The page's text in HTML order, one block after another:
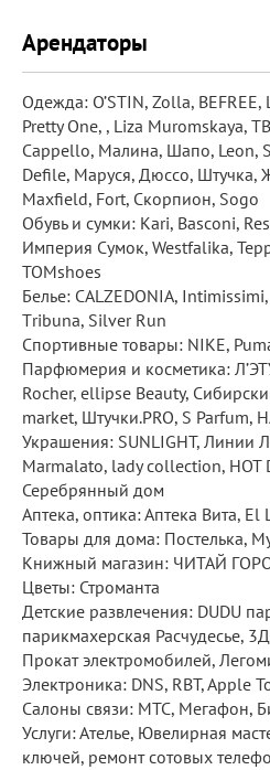
Арендаторы
Одежда: O’STIN, Zolla,
Pretty One, , Liza Muromskaya,
Cappello, Малина, Шапо, Leon,
Defile, Маруся, Дюссо, Штучка,
Maxfield, Fort, Скорпион, Sogo
Обувь и сумки: Kari, Basconi,
Империя Сумок, Westfalika,
ТОМshoes
Белье: CALZEDONIA,
Тribuna, Silver Run
Спортивные товары: NIKE,
Парфюмерия и косметика:
Rocher, ellipse Beauty,
market, Штучки.PRO, S Parfum,
Украшения: SUNLIGHT, Линии
Мarmalato, lady collection, HOT
Серебрянный дом
Аптека, оптика: Аптека Вита, El
Товары для дома: Постелька,
Книжный магазин: ЧИТАЙ
Цветы: Строманта
Детские развлечения: DUDU
парикмахерская Расчудесье,
Прокат электромобилей,
Электроника: DNS, RBT, Apple
Салоны связи: МТС, Мегафон,
Услуги: Ателье, Ювелирная
ключей, ремонт сотовых